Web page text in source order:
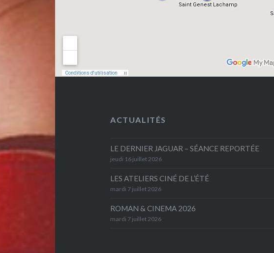
ACTUALITÉS
LE DERNIER JAGUAR – SÉANCE REPORTÉE
jeudi 16 juillet 2026
LES ATELIERS CINÉ DE L’ÉTÉ
mardi 7 juillet 2026
ROMAN & CINEMA 2026
mardi 7 juillet 2026